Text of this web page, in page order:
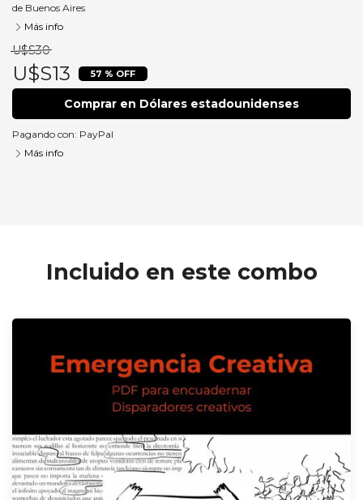
de Buenos Aires
Más info
U$S30
U$S13 57 % OFF
Comprar en Dólares estadounidenses
Pagando con: PayPal
Más info
Incluido en este combo